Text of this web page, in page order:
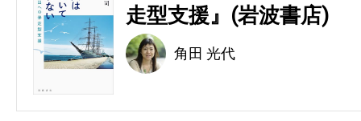
走型支援』(岩波書店)
角田 光代